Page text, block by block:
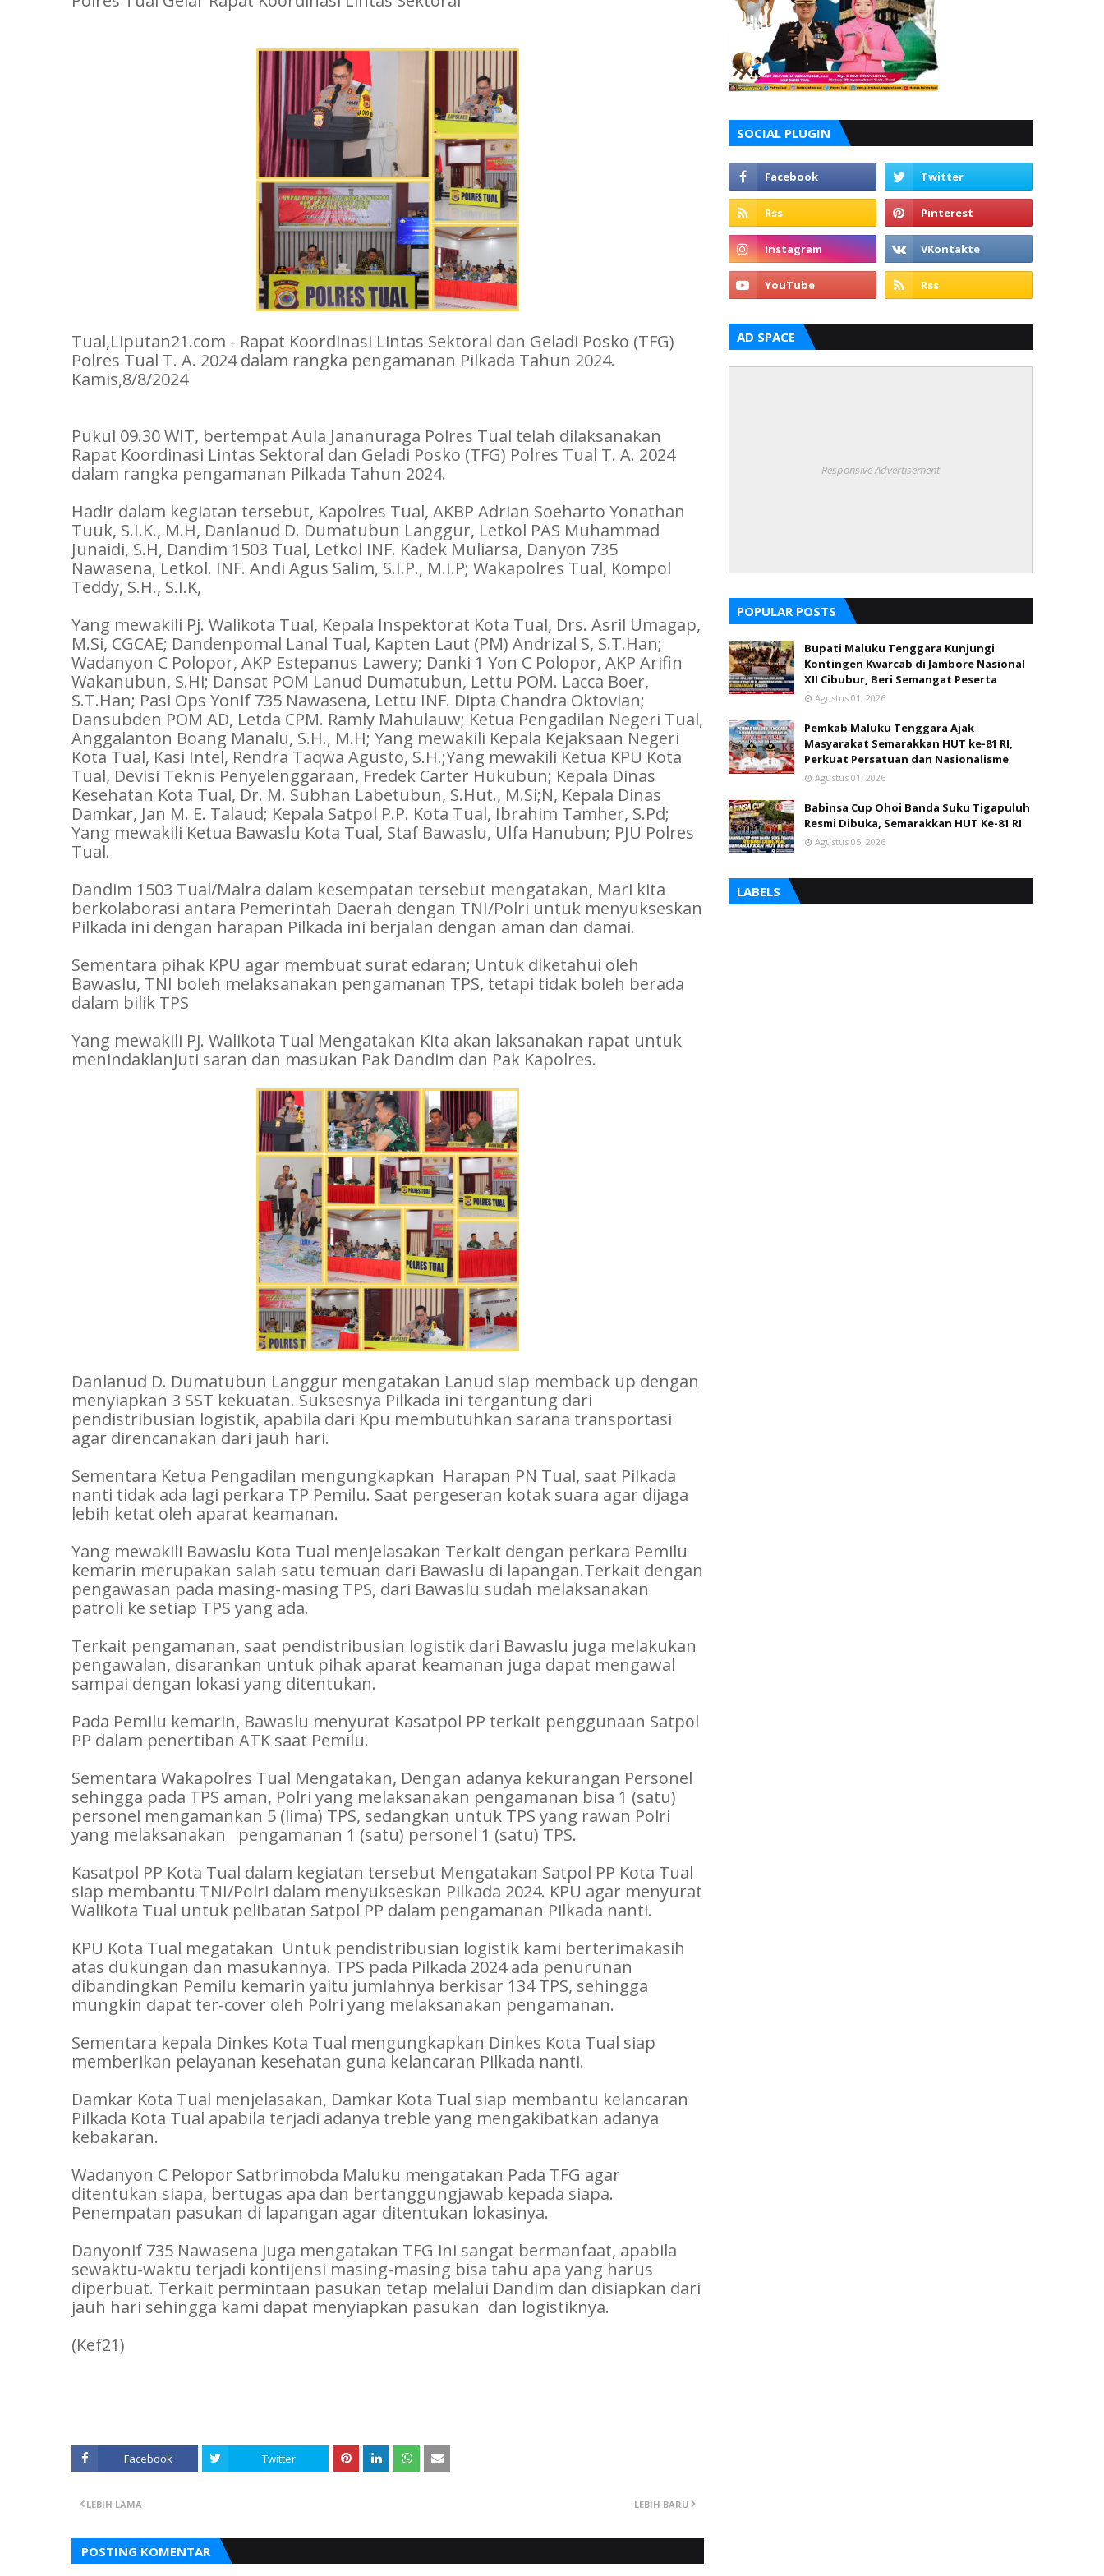
Tual,Liputan21.com - Rapat Koordinasi Lintas Sektoral dan Geladi Posko (TFG)
Polres Tual T. A. 2024 dalam rangka pengamanan Pilkada Tahun 2024.
Kamis,8/8/2024
Pukul 09.30 WIT, bertempat Aula Jananuraga Polres Tual telah dilaksanakan
Rapat Koordinasi Lintas Sektoral dan Geladi Posko (TFG) Polres Tual T. A. 2024
dalam rangka pengamanan Pilkada Tahun 2024.
Hadir dalam kegiatan tersebut, Kapolres Tual, AKBP Adrian Soeharto Yonathan
Tuuk, S.I.K., M.H, Danlanud D. Dumatubun Langgur, Letkol PAS Muhammad
Junaidi, S.H, Dandim 1503 Tual, Letkol INF. Kadek Muliarsa, Danyon 735
Nawasena, Letkol. INF. Andi Agus Salim, S.I.P., M.I.P; Wakapolres Tual, Kompol
Teddy, S.H., S.I.K,
Yang mewakili Pj. Walikota Tual, Kepala Inspektorat Kota Tual, Drs. Asril Umagap,
M.Si, CGCAE; Dandenpomal Lanal Tual, Kapten Laut (PM) Andrizal S, S.T.Han;
Wadanyon C Polopor, AKP Estepanus Lawery; Danki 1 Yon C Polopor, AKP Arifin
Wakanubun, S.Hi; Dansat POM Lanud Dumatubun, Lettu POM. Lacca Boer,
S.T.Han; Pasi Ops Yonif 735 Nawasena, Lettu INF. Dipta Chandra Oktovian;
Dansubden POM AD, Letda CPM. Ramly Mahulauw; Ketua Pengadilan Negeri Tual,
Anggalanton Boang Manalu, S.H., M.H; Yang mewakili Kepala Kejaksaan Negeri
Kota Tual, Kasi Intel, Rendra Taqwa Agusto, S.H.;Yang mewakili Ketua KPU Kota
Tual, Devisi Teknis Penyelenggaraan, Fredek Carter Hukubun; Kepala Dinas
Kesehatan Kota Tual, Dr. M. Subhan Labetubun, S.Hut., M.Si;N, Kepala Dinas
Damkar, Jan M. E. Talaud; Kepala Satpol P.P. Kota Tual, Ibrahim Tamher, S.Pd;
Yang mewakili Ketua Bawaslu Kota Tual, Staf Bawaslu, Ulfa Hanubun; PJU Polres
Tual.
Dandim 1503 Tual/Malra dalam kesempatan tersebut mengatakan, Mari kita
berkolaborasi antara Pemerintah Daerah dengan TNI/Polri untuk menyukseskan
Pilkada ini dengan harapan Pilkada ini berjalan dengan aman dan damai.
Sementara pihak KPU agar membuat surat edaran; Untuk diketahui oleh
Bawaslu, TNI boleh melaksanakan pengamanan TPS, tetapi tidak boleh berada
dalam bilik TPS
Yang mewakili Pj. Walikota Tual Mengatakan Kita akan laksanakan rapat untuk
menindaklanjuti saran dan masukan Pak Dandim dan Pak Kapolres.
Danlanud D. Dumatubun Langgur mengatakan Lanud siap memback up dengan
menyiapkan 3 SST kekuatan. Suksesnya Pilkada ini tergantung dari
pendistribusian logistik, apabila dari Kpu membutuhkan sarana transportasi
agar direncanakan dari jauh hari.
Sementara Ketua Pengadilan mengungkapkan Harapan PN Tual, saat Pilkada
nanti tidak ada lagi perkara TP Pemilu. Saat pergeseran kotak suara agar dijaga
lebih ketat oleh aparat keamanan.
Yang mewakili Bawaslu Kota Tual menjelasakan Terkait dengan perkara Pemilu
kemarin merupakan salah satu temuan dari Bawaslu di lapangan.Terkait dengan
pengawasan pada masing-masing TPS, dari Bawaslu sudah melaksanakan
patroli ke setiap TPS yang ada.
Terkait pengamanan, saat pendistribusian logistik dari Bawaslu juga melakukan
pengawalan, disarankan untuk pihak aparat keamanan juga dapat mengawal
sampai dengan lokasi yang ditentukan.
Pada Pemilu kemarin, Bawaslu menyurat Kasatpol PP terkait penggunaan Satpol
PP dalam penertiban ATK saat Pemilu.
Sementara Wakapolres Tual Mengatakan, Dengan adanya kekurangan Personel
sehingga pada TPS aman, Polri yang melaksanakan pengamanan bisa 1 (satu)
personel mengamankan 5 (lima) TPS, sedangkan untuk TPS yang rawan Polri
yang melaksanakan pengamanan 1 (satu) personel 1 (satu) TPS.
Kasatpol PP Kota Tual dalam kegiatan tersebut Mengatakan Satpol PP Kota Tual
siap membantu TNI/Polri dalam menyukseskan Pilkada 2024. KPU agar menyurat
Walikota Tual untuk pelibatan Satpol PP dalam pengamanan Pilkada nanti.
KPU Kota Tual megatakan Untuk pendistribusian logistik kami berterimakasih
atas dukungan dan masukannya. TPS pada Pilkada 2024 ada penurunan
dibandingkan Pemilu kemarin yaitu jumlahnya berkisar 134 TPS, sehingga
mungkin dapat ter-cover oleh Polri yang melaksanakan pengamanan.
Sementara kepala Dinkes Kota Tual mengungkapkan Dinkes Kota Tual siap
memberikan pelayanan kesehatan guna kelancaran Pilkada nanti.
Damkar Kota Tual menjelasakan, Damkar Kota Tual siap membantu kelancaran
Pilkada Kota Tual apabila terjadi adanya treble yang mengakibatkan adanya
kebakaran.
Wadanyon C Pelopor Satbrimobda Maluku mengatakan Pada TFG agar
ditentukan siapa, bertugas apa dan bertanggungjawab kepada siapa.
Penempatan pasukan di lapangan agar ditentukan lokasinya.
Danyonif 735 Nawasena juga mengatakan TFG ini sangat bermanfaat, apabila
sewaktu-waktu terjadi kontijensi masing-masing bisa tahu apa yang harus
diperbuat. Terkait permintaan pasukan tetap melalui Dandim dan disiapkan dari
jauh hari sehingga kami dapat menyiapkan pasukan dan logistiknya.
(Kef21)
Facebook Twitter
LEBIH BARU
LEBIH LAMA
POSTING KOMENTAR
SOCIAL PLUGIN
AD SPACE
Responsive Advertisement
POPULAR POSTS
Bupati Maluku Tenggara Kunjungi
Kontingen Kwarcab di Jambore Nasional
XII Cibubur, Beri Semangat Peserta
Agustus 01, 2026
Pemkab Maluku Tenggara Ajak
Masyarakat Semarakkan HUT ke-81 RI,
Perkuat Persatuan dan Nasionalisme
Agustus 01, 2026
Babinsa Cup Ohoi Banda Suku Tigapuluh
Resmi Dibuka, Semarakkan HUT Ke-81 RI
Agustus 05, 2026
LABELS